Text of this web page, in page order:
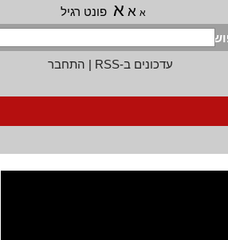
א א פונט רגיל
עדכונים ב-RSS
|התחבר